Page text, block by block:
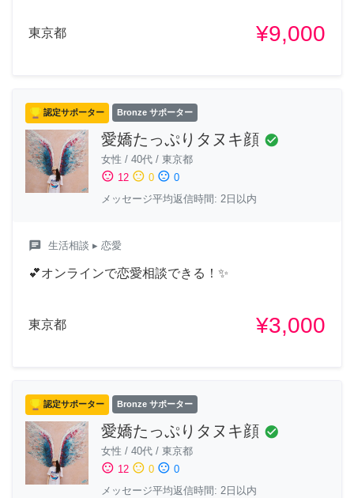
東京都 ¥9,000
認定サポーター Bronze サポーター
愛嬌たっぷりタヌキ顔 check_circle
女性 / 40代 / 東京都
sentiment_satisfied 12 sentiment_neutral 0 sentiment_dissatisfied 0
メッセージ平均返信時間: 2日以内
chat 生活相談 ▸ 恋愛
💕オンラインで恋愛相談できる！✨
東京都 ¥3,000
認定サポーター Bronze サポーター
愛嬌たっぷりタヌキ顔 check_circle
女性 / 40代 / 東京都
sentiment_satisfied 12 sentiment_neutral 0 sentiment_dissatisfied 0
メッセージ平均返信時間: 2日以内